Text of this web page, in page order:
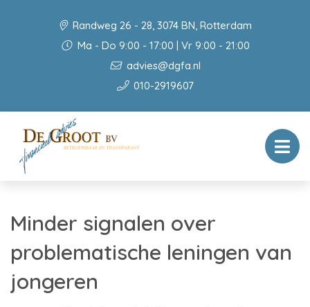
Randweg 26 - 28, 3074 BN, Rotterdam
Ma - Do 9:00 - 17:00 | Vr 9:00 - 21:00
advies@dgfa.nl
010-2919607
Minder signalen over
problematische leningen van
jongeren